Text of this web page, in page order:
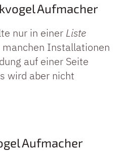
Aufmacher
nur in einer Liste
Installationen
auf einer Seite
wird aber nicht
Aufmacher